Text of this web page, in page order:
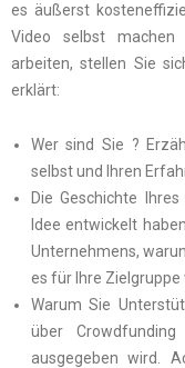
es äußerst
Video selbst
arbeiten, stellen Sie
erklärt:
Wer sind Sie ?
selbst und Ihren
Die Geschichte
Idee entwickelt
Unternehmens,
es für Ihre Zielgruppe
Warum Sie
über
ausgegeben wird.